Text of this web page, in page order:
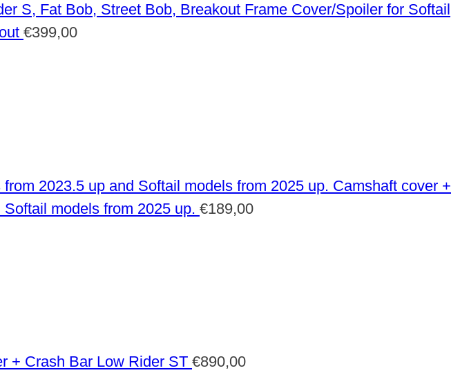
Frame Cover/Spoiler for Softail
€399,00
Camshaft cover +
models from 2025 up. €189,00
+ Crash Bar Low Rider ST €890,00